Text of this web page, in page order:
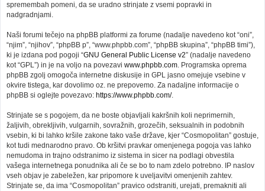
spremembah pomeni, da se uradno strinjate z vsemi popravki in
nadgradnjami.
Naši forumi tečejo na phpBB platformi za forume (nadalje navedeno kot “oni”,
“njim”, “njihov”, “phpBB p”, “www.phpbb.com”, “phpBB skupina”, “phpBB timi”),
ki je izdana pod pogoji “GNU General Public License v2” (nadalje navedeno
kot “GPL”) in je na voljo na povezavi www.phpbb.com. Programska oprema
phpBB zgolj omogoča internetne diskusije in GPL jasno omejuje vsebine v
okvire tistega, kar dovolimo oz. ne prepovemo. Za nadaljne informacije o
phpBB si oglejte povezavo: https://www.phpbb.com/.
Strinjate se s pogojem, da ne boste objavljali kakršnih koli neprimernih,
žaljivih, obrekljivih, vulgarnih, sovražnih, grozečih, seksualnih in podobnih
vsebin, ki bi lahko kršile zakone tako vaše države, kjer “Cosmopolitan” gostuje,
kot tudi mednarodno pravo. Ob kršitvi pravkar omenjenega pogoja vas lahko
nemudoma in trajno odstranimo iz sistema in sicer na podlagi obvestila
vašega internetnega ponudnika ali če se bo to nam zdelo potrebno. IP naslov
vseh objav je zabeležen, kar pripomore k uveljavitvi omenjenih zahtev.
Strinjate se, da ima “Cosmopolitan” pravico odstraniti, urejati, premakniti ali